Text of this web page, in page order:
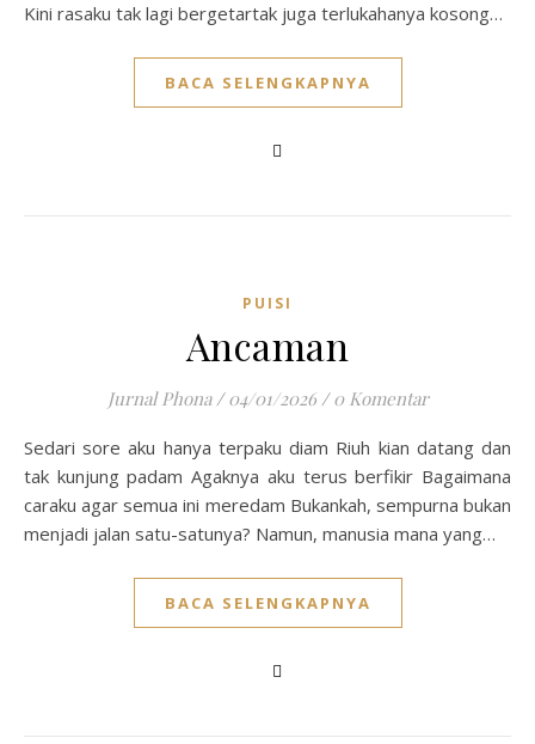
Kini rasaku tak lagi bergetartak juga terlukahanya kosong…
BACA SELENGKAPNYA
PUISI
Ancaman
Jurnal Phona / 04/01/2026 / 0 Komentar
Sedari sore aku hanya terpaku diam Riuh kian datang dan
tak kunjung padam Agaknya aku terus berfikir Bagaimana
caraku agar semua ini meredam Bukankah, sempurna bukan
menjadi jalan satu-satunya? Namun, manusia mana yang…
BACA SELENGKAPNYA